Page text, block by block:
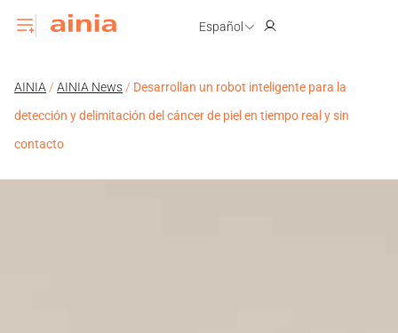
Español
AINIA / AINIA News / Desarrollan un robot inteligente para la
detección y delimitación del cáncer de piel en tiempo real y sin
contacto